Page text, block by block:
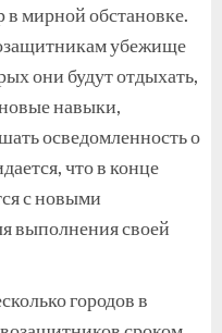
в мирной обстановке.
убежище
они будут отдыхать,
навыки,
осведомленность о
что в конце
с новыми
выполнения своей
городов в